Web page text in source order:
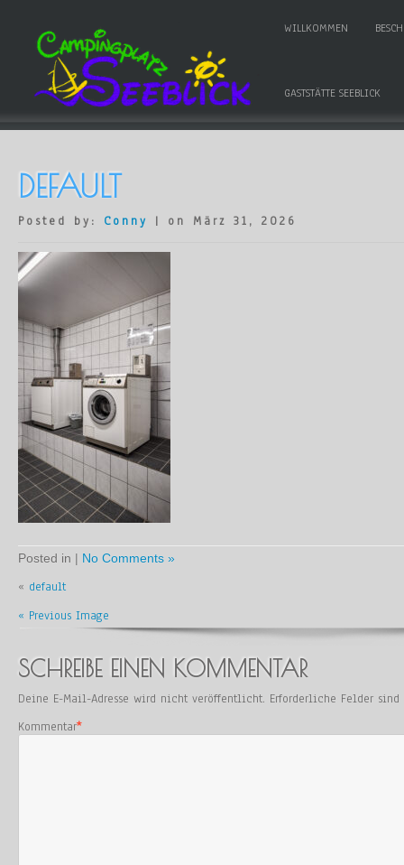
WILLKOMMEN
GASTSTÄTTE SEEBLICK
DEFAULT
Posted by: Conny | on März 31, 2026
Posted in | No Comments »
« default
« Previous Image
SCHREIBE EINEN KOMMENTAR
Deine E-Mail-Adresse wird nicht veröffentlicht. Erforderliche Felder
Kommentar*